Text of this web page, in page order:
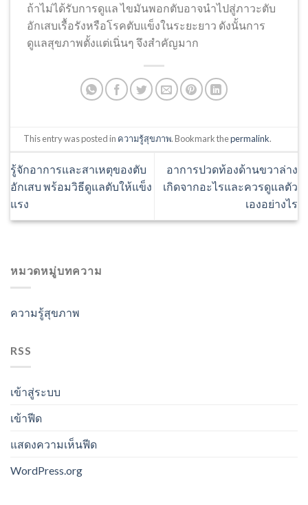
ถ้าไม่ได้รับการดูแล ไขมันพอกตับอาจนำไปสู่ภาวะตับ
อักเสบเรื้อรังหรือโรคตับแข็งในระยะยาว ดังนั้นการ
ดูแลสุขภาพตั้งแต่เนิ่นๆ จึงสำคัญมาก
This entry was posted in ความรู้สุขภาพ. Bookmark thepermalink.
รู้จักอาการและสาเหตุของตับ
อักเสบ พร้อมวิธีดูแลตับให้แข็ง
แรง
อาการปวดท้องด้านขวาล่าง
เกิดจากอะไรและควรดูแลตัว
เองอย่างไร
หมวดหมู่บทความ
ความรู้สุขภาพ
RSS
เข้าสู่ระบบ
เข้าฟีด
แสดงความเห็นฟีด
WordPress.org